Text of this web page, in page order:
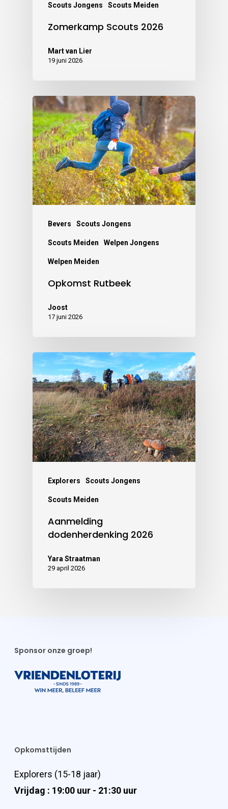
Scouts Jongens Scouts Meiden
Zomerkamp Scouts 2026
Mart van Lier
19 juni 2026
Bevers Scouts Jongens
Scouts Meiden Welpen Jongens
Welpen Meiden
Opkomst Rutbeek
Joost
17 juni 2026
Explorers Scouts Jongens
Scouts Meiden
Aanmelding
dodenherdenking 2026
Yara Straatman
29 april 2026
Sponsor onze groep!
Opkomsttijden
Explorers (15-18 jaar)
Vrijdag : 19:00 uur - 21:30 uur